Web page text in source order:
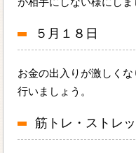
５月１８日
お金の出入りが激しく
行いましょう。
筋トレ・ストレ